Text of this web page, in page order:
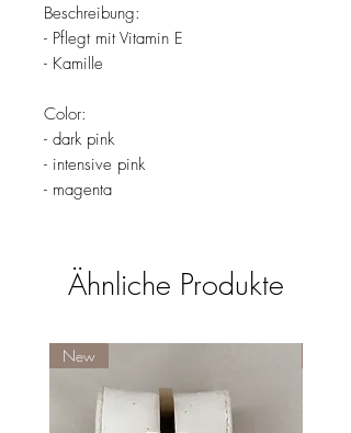
Beschreibung:
- Pflegt mit Vitamin E
- Kamille
Color:
- dark pink
- intensive pink
- magenta
Ähnliche Produkte
New